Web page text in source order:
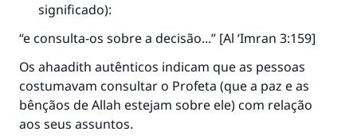
significado):
“e consulta-os sobre a decisão...” [Al ‘Imran 3:159]
Os ahaadith autênticos indicam que as pessoas
costumavam consultar o Profeta (que a paz e as
bênçãos de Allah estejam sobre ele) com relação
aos seus assuntos.